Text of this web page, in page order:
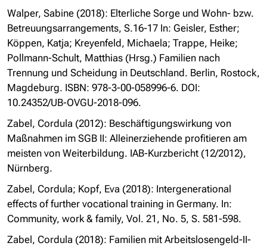
Walper, Sabine (2018): Elterliche Sorge und Wohn- bzw.
Betreuungsarrangements, S.16-17 In: Geisler, Esther;
Köppen, Katja; Kreyenfeld, Michaela; Trappe, Heike;
Pollmann-Schult, Matthias (Hrsg.) Familien nach
Trennung und Scheidung in Deutschland. Berlin, Rostock,
Magdeburg. ISBN: 978-3-00-058996-6. DOI:
10.24352/UB-OVGU-2018-096.
Zabel, Cordula (2012): Beschäftigungswirkung von
Maßnahmen im SGB II: Alleinerziehende profitieren am
meisten von Weiterbildung. IAB-Kurzbericht (12/2012),
Nürnberg.
Zabel, Cordula; Kopf, Eva (2018): Intergenerational
effects of further vocational training in Germany. In:
Community, work & family, Vol. 21, No. 5, S. 581-598.
Zabel, Cordula (2018): Familien mit Arbeitslosengeld-II-